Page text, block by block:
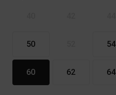
50 54
60 62 64